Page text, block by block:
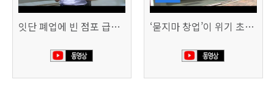
잇단 폐업에 빈 점포 급증…위기 빠진 상권, 대책 없나 (SBS CNBC) ‘묻지마 창업’이 위기 초래…폐업도 준비 필요 (KBS뉴스)